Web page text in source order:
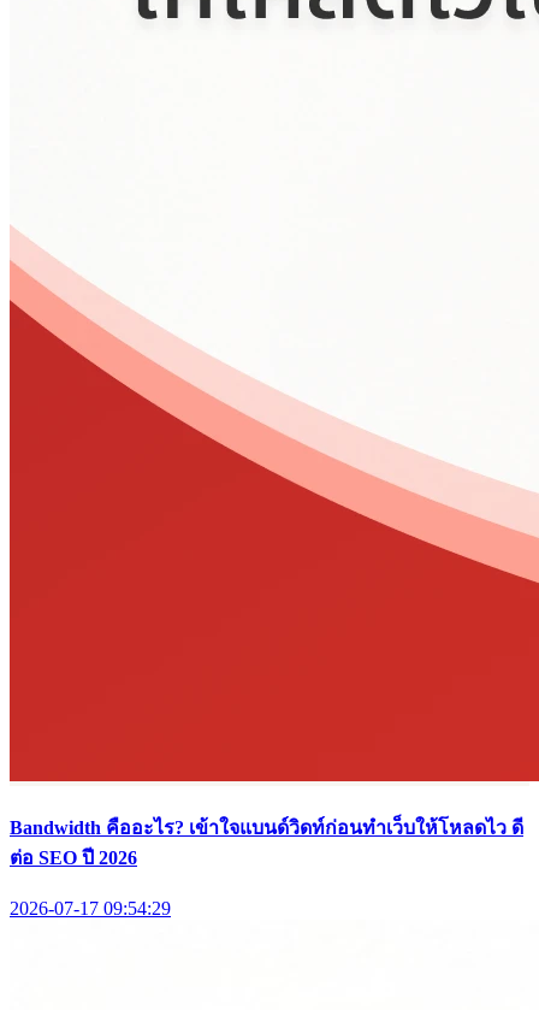
Bandwidth คืออะไร? เข้าใจแบนด์วิดท์ก่อนทำเว็บให้โหลดไว ดี
ต่อ SEO ปี 2026
2026-07-17 09:54:29